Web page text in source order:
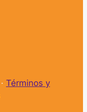
· Términos y